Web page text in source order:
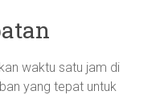
waktu satu jam di
yang tepat untuk